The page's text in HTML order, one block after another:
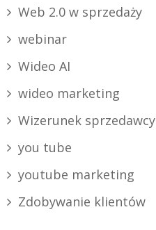
Web 2.0 w sprzedaży
webinar
Wideo AI
wideo marketing
Wizerunek sprzedawcy
you tube
youtube marketing
Zdobywanie klientów